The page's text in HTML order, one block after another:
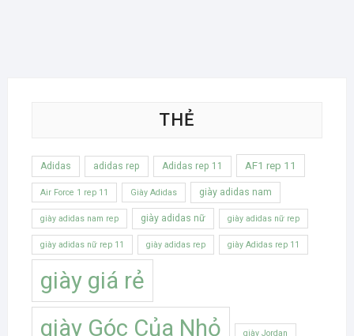
THẺ
Adidas adidas rep Adidas rep 11 AF1 rep 11
Air Force 1 rep 11 Giày Adidas giày adidas nam
giày adidas nam rep giày adidas nữ giày adidas nữ rep
giày adidas nữ rep 11 giày adidas rep giày Adidas rep 11
giày giá rẻ
giày Góc Của Nhỏ
giày Jordan